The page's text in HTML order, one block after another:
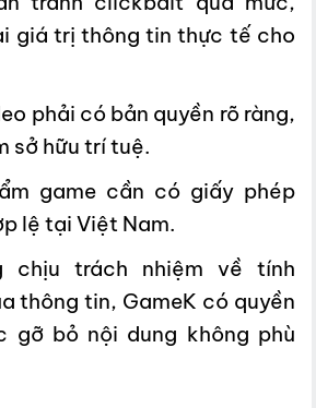
giá trị thông tin thực tế cho
phải có bản quyền rõ ràng,
sở hữu trí tuệ.
game cần có giấy phép
lệ tại Việt Nam.
chịu trách nhiệm về tính
thông tin, GameK có quyền
gỡ bỏ nội dung không phù